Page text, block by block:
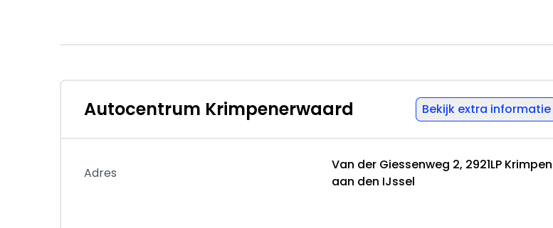
Afleverpakketten
Optioneel afleverpakket (zonder meerprijs): Via Bovag garantie
Dit afleverpakket bevat: BOVAG garantie (12 maanden); BOVAG 40-Puntencheck
Fabrikant: Autocentrum Krimpenerwaard Van der Giessenweg 2 2921LP KRIMPEN AAN DEN
IJSSEL, NL 0180201707 http://www.autocentrumkrimpenerwaard.nl
Autocentrum Krimpenerwaard Bekijk extra informatie
Adres
Van der Giessenweg 2, 2921LP Krimpen
aan den IJssel